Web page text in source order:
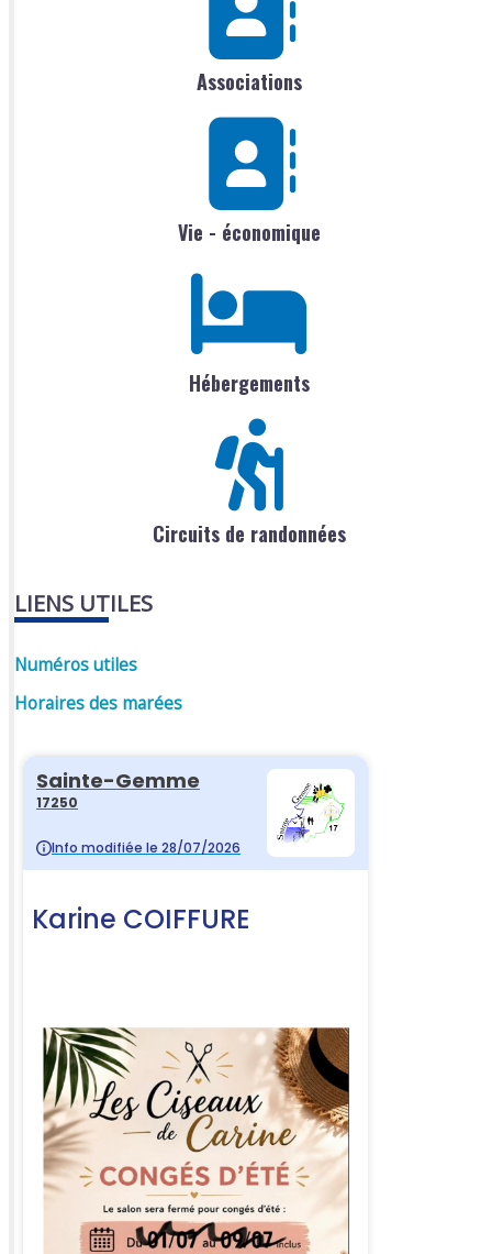
Associations
Vie - économique
Hébergements
Circuits de randonnées
LIENS UTILES
Numéros utiles
Horaires des marées